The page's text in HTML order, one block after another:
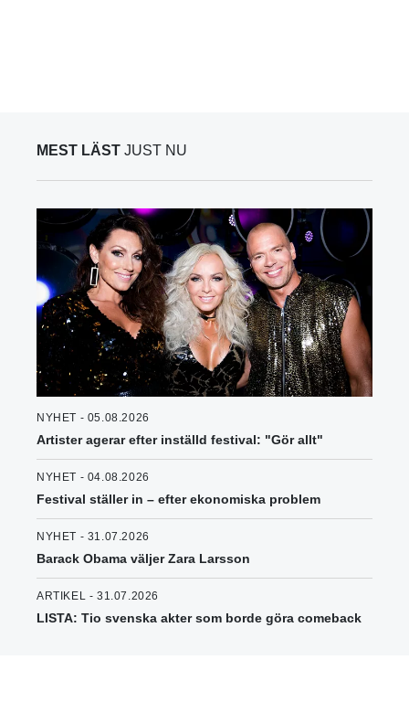
MEST LÄST JUST NU
NYHET - 05.08.2026
Artister agerar efter inställd festival: "Gör allt"
NYHET - 04.08.2026
Festival ställer in – efter ekonomiska problem
NYHET - 31.07.2026
Barack Obama väljer Zara Larsson
ARTIKEL - 31.07.2026
LISTA: Tio svenska akter som borde göra comeback